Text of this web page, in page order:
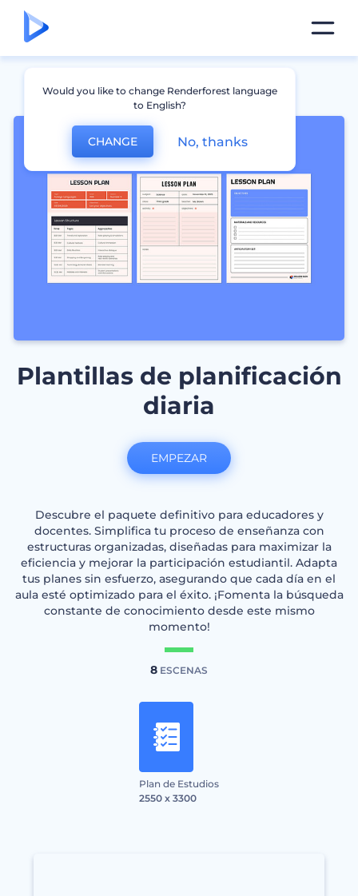
Plantillas de planificación
diaria
Descubre el paquete definitivo para educadores y
docentes. Simplifica tu proceso de enseñanza con
estructuras organizadas, diseñadas para maximizar la
eficiencia y mejorar la participación estudiantil. Adapta
tus planes sin esfuerzo, asegurando que cada día en el
aula esté optimizado para el éxito. ¡Fomenta la búsqueda
constante de conocimiento desde este mismo
momento!
8 ESCENAS
Plan de Estudios
2550 x 3300
EMPEZAR
Would you like to change Renderforest language
to English?
CHANGE No, thanks